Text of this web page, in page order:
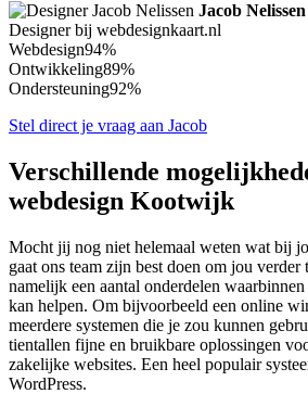
Jacob Nelissen
Designer bij webdesignkaart.nl
Webdesign94%
Ontwikkeling89%
Ondersteuning92%
Stel direct je vraag aan Jacob
Verschillende
webdesign Kootwijk
Mocht jij nog niet helemaal weten wat bij
gaat ons team zijn best doen om jou verder
namelijk een aantal onderdelen
kan helpen. Om bijvoorbeeld een online
meerdere systemen die je zou kunnen
tientallen fijne en bruikbare oplossingen
zakelijke websites. Een heel populair
WordPress.